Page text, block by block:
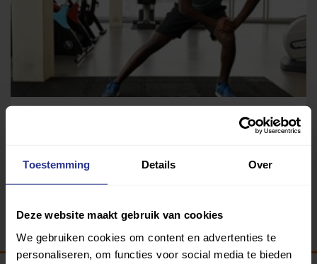
Toestemming Details Over
Deze website maakt gebruik van cookies
We gebruiken cookies om content en advertenties te
personaliseren, om functies voor social media te bieden